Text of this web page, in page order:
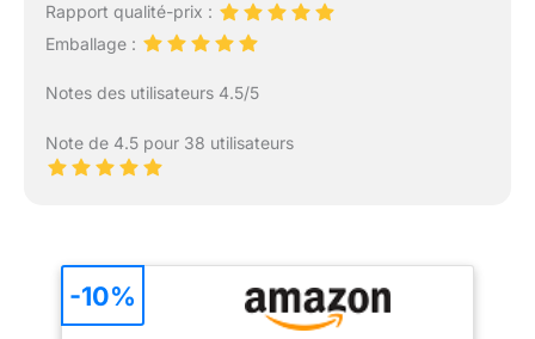
Rapport qualité-prix :
Emballage :
Notes des utilisateurs 4.5/5
Note de 4.5 pour 38 utilisateurs
-10%